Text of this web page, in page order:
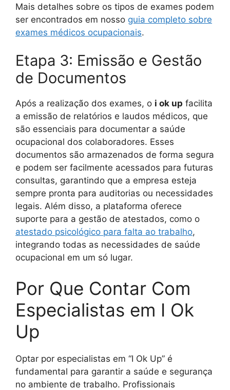
Mais detalhes sobre os tipos de exames podem
ser encontrados em nosso guia completo sobre
exames médicos ocupacionais.
Etapa 3: Emissão e Gestão
de Documentos
Após a realização dos exames, o i ok up facilita
a emissão de relatórios e laudos médicos, que
são essenciais para documentar a saúde
ocupacional dos colaboradores. Esses
documentos são armazenados de forma segura
e podem ser facilmente acessados para futuras
consultas, garantindo que a empresa esteja
sempre pronta para auditorias ou necessidades
legais. Além disso, a plataforma oferece
suporte para a gestão de atestados, como o
atestado psicológico para falta ao trabalho,
integrando todas as necessidades de saúde
ocupacional em um só lugar.
Por Que Contar Com
Especialistas em I Ok
Up
Optar por especialistas em “I Ok Up” é
fundamental para garantir a saúde e segurança
no ambiente de trabalho. Profissionais